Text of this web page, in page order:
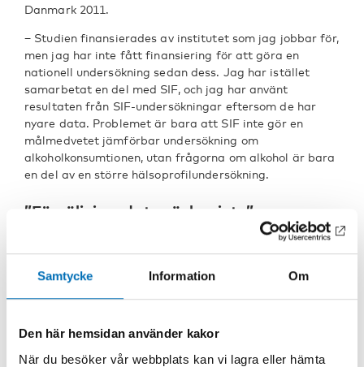
Samtycke Information Om
Den här hemsidan använder kakor
När du besöker vår webbplats kan vi lagra eller hämta
Danmark 2011.
− Studien finansierades av institutet som jag jobbar för,
men jag har inte fått finansiering för att göra en
nationell undersökning sedan dess. Jag har istället
samarbetat en del med SIF, och jag har använt
resultaten från SIF-undersökningar eftersom de har
nyare data. Problemet är bara att SIF inte gör en
målmedvetet jämförbar undersökning om
alkoholkonsumtionen, utan frågorna om alkohol är bara
en del av en större hälsoprofilundersökning.
”Försäljningsdata räcker inte”
Kim Bloomfield är sedan 20 år bosatt i Danmark, och
and Drugs
redaktionsråd. Hon anser att det inte
finns en tradition av att man i Danmark på samma sätt
alkoholforskningen som i de övriga nordiska länderna.
− Det är ett historiskt problem, om du talar med andra